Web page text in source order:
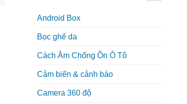
Android Box
Bọc ghế da
Cách Âm Chống Ồn Ô Tô
Cảm biến & cảnh báo
Camera 360 độ